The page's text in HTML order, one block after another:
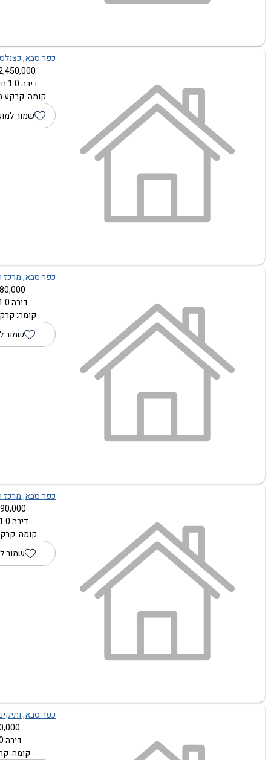
כפר סבא,
₪
דירה 1.0 חדרים
קומה: קרקע
שמור
כפר סבא, מרכז
₪
דירה 1.0 חדרים
קומה:
שמור
כפר סבא, מרכז
₪
דירה 1.0 חדרים
קומה:
שמור
כפר סבא,
₪
דירה 1.0 חדרים
קומה: